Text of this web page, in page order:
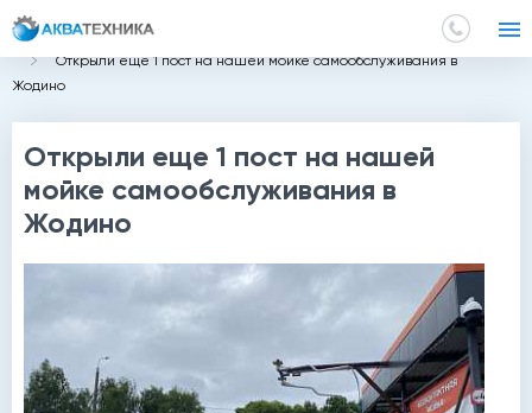
Главная
Статьи
Открыли еще 1 пост на нашей мойке самообслуживания в
Жодино
Открыли еще 1 пост на нашей
мойке самообслуживания в
Жодино